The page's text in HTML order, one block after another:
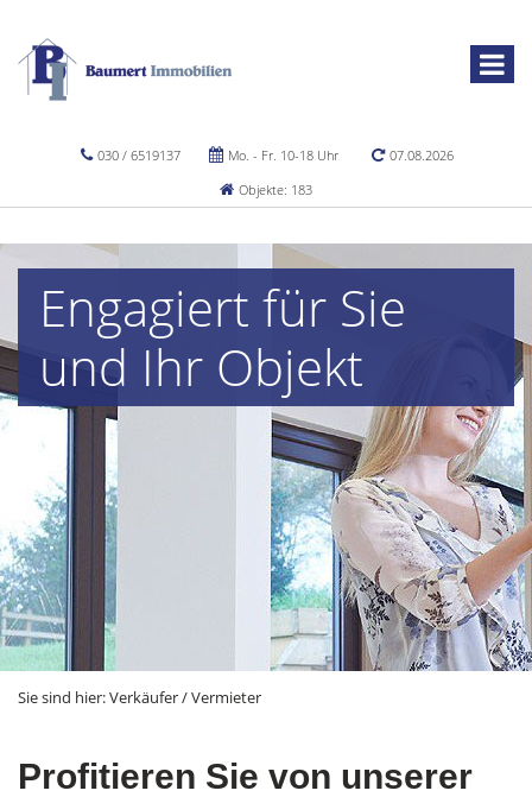
030 / 6519137 Mo. - Fr. 10-18 Uhr
07.08.2026
Objekte: 183
Engagiert für Sie
und Ihr Objekt
Sie sind hier:Verkäufer / Vermieter
Profitieren Sie von unserer